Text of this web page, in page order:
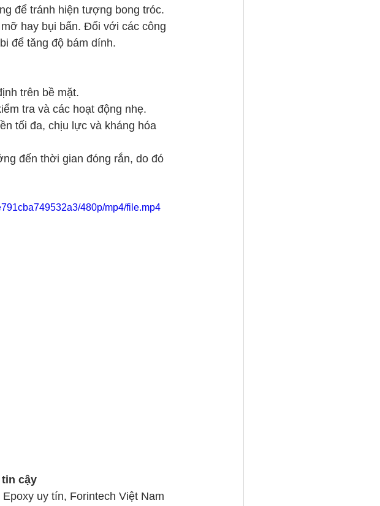
để tránh hiện tượng bong tróc.
hay bụi bẩn. Đối với các công
để tăng độ bám dính.
trên bề mặt.
tra và các hoạt động nhẹ.
tối đa, chịu lực và kháng hóa
đến thời gian đóng rắn, do đó
480p/mp4/file.mp4
cậy
uy tín, Forintech Việt Nam